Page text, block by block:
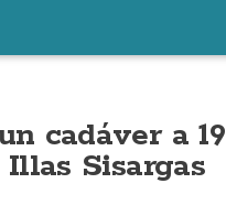
cadáver a 19
Sisargas